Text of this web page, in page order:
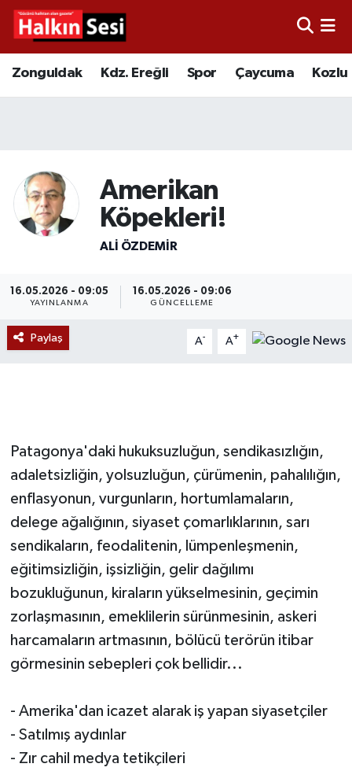
Zonguldak Kdz. Ereğli Spor Çaycuma Kozlu
Amerikan
Köpekleri!
ALI ÖZDEMIR
16.05.2026 - 09:05
YAYINLANMA
16.05.2026 - 09:06
GÜNCELLEME
Paylaş A- A+
Patagonya'daki hukuksuzluğun, sendikasızlığın,
adaletsizliğin, yolsuzluğun, çürümenin, pahalılığın,
enflasyonun, vurgunların, hortumlamaların,
delege ağalığının, siyaset çomarlıklarının, sarı
sendikaların, feodalitenin, lümpenleşmenin,
eğitimsizliğin, işsizliğin, gelir dağılımı
bozukluğunun, kiraların yükselmesinin, geçimin
zorlaşmasının, emeklilerin sürünmesinin, askeri
harcamaların artmasının, bölücü terörün itibar
görmesinin sebepleri çok bellidir...
- Amerika'dan icazet alarak iş yapan siyasetçiler
- Satılmış aydınlar
- Zır cahil medya tetikçileri
Video
Çaycuma
Kozlu
Alaplı
Bartın
Karabük
ÇEVRE
BİLİM VE TEKNOLOJİ
DUNYA
Düzce
Eğitim
Ekonomi
Gökçebey
Merkez Hava Durumu
Süper Lig Puan Durumu ve Fikstür
Tüm Manşetler
Haber Arşivi